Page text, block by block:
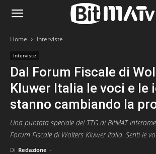
Home Interviste
Interviste
Dal Forum Fiscale di
Kluwer Italia le voci e le
stanno cambiando la
Una puntata speciale del TTG di BitMAT
Forum Fiscale di Wolters Kluwer Italia. Senti le
Di Redazione -